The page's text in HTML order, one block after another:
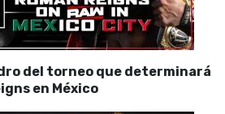
del torneo que determinará
en México